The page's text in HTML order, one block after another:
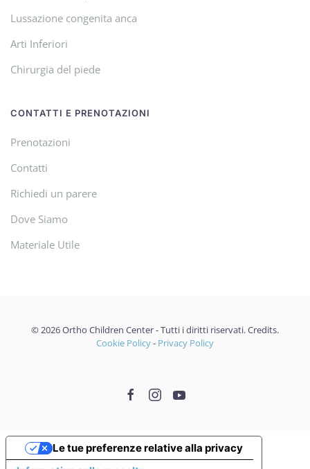
Lussazione congenita anca
Arti Inferiori
Chirurgia del piede
CONTATTI E PRENOTAZIONI
Prenotazioni
Contatti
Richiedi un parere
Dove Siamo
Materiale Utile
©2026Ortho Children Center - Tutti i diritti riservati.Credits.
Cookie Policy- Privacy Policy
Le tue preferenze relative alla privacy